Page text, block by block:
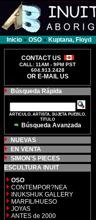
Inicio » OSO » Kuptana, Floyd
CONTACT US
CALL: 11AM - 9PM PST
604.913.2428
OR E-MAIL US
Búsqueda Rápida
ARTICULO, ARTISTA, SUJETA PUEBLO,
TITULO
Búsqueda Avanzada
NUEVAS
EN VENTA
SIMON'S PIECES
ESCULTURA INUIT
OSO
CONTEMPOR?NEA
INUKSHUK GALLERY
MARFIL/HUESO
JOYAS
ANTES de 2000